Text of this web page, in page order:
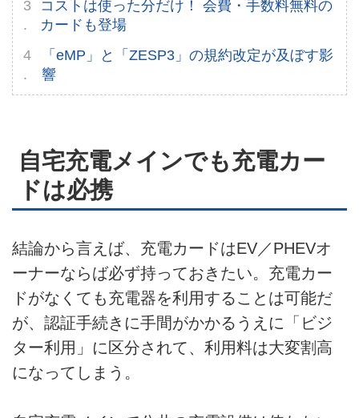
コストは使った分だけ！ 会費・手数料無料の
カードも登場
「eMP」と「ZESP3」の規約改定が及ぼす影
響
自宅充電メインでも充電カー
ドは必携
結論から言えば、充電カードはEV／PHEVオ
ーナーならば必ず持っておきたい。充電カー
ドがなくても充電器を利用することは可能だ
が、認証手続きに手間がかかるうえに「ビジ
ター利用」に区分されて、利用料は大変割高
になってしまう。